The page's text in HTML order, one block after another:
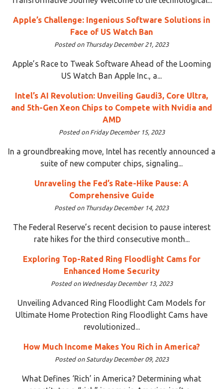
Apple’s Challenge: Ingenious Software Solutions in
Face of US Watch Ban
Posted on Thursday December 21, 2023
Apple’s Race to Tweak Software Ahead of the Looming
US Watch Ban Apple Inc., a...
Intel’s AI Revolution: Unveiling Gaudi3, Core Ultra,
and 5th-Gen Xeon Chips to Compete with Nvidia and
AMD
Posted on Friday December 15, 2023
In a groundbreaking move, Intel has recently announced a
suite of new computer chips, signaling...
Unraveling the Fed’s Rate-Hike Pause: A
Comprehensive Guide
Posted on Thursday December 14, 2023
The Federal Reserve’s recent decision to pause interest
rate hikes for the third consecutive month...
Exploring Top-Rated Ring Floodlight Cams for
Enhanced Home Security
Posted on Wednesday December 13, 2023
Unveiling Advanced Ring Floodlight Cam Models for
Ultimate Home Protection Ring Floodlight Cams have
revolutionized...
How Much Income Makes You Rich in America?
Posted on Saturday December 09, 2023
What Defines ‘Rich’ in America? Determining what